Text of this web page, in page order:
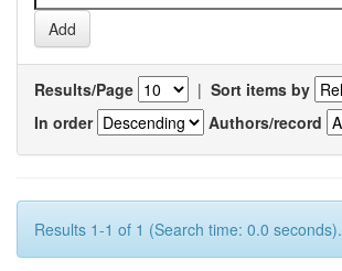
Results/Page | Sort items by
In order
Authors/record
Results 1-1 of 1 (Search time: 0.0 seconds).